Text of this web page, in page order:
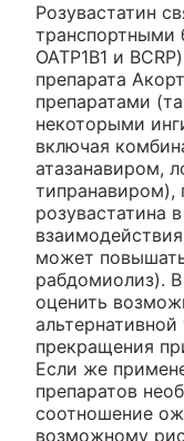
Розувастатин
транспортными
ОАТР1В1 и
препарата
препаратами
некоторыми
включая
атазанавиром,
розувастатина
может
рабдомиолиз). В
оценить
прекращения
Если же
препаратов
соотношение
возможному